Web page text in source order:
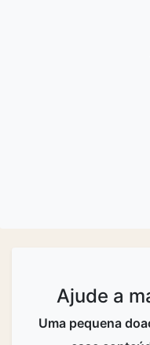
Ajude a
Uma pequena